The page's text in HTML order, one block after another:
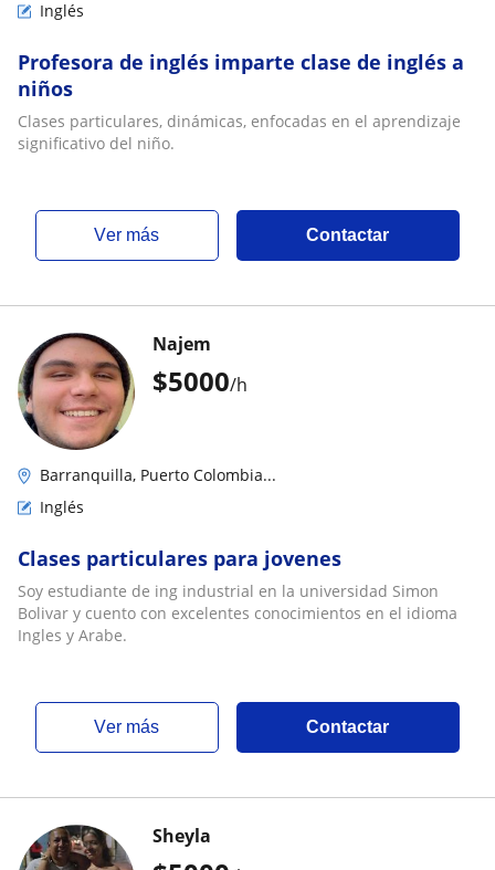
Inglés
Profesora de inglés imparte clase de inglés a
niños
Clases particulares, dinámicas, enfocadas en el aprendizaje
significativo del niño.
ver más Contactar
$5000/h
Najem
Barranquilla, Puerto Colombia...
Inglés
Clases particulares para jovenes
Soy estudiante de ing industrial en la universidad Simon
Bolivar y cuento con excelentes conocimientos en el idioma
Ingles y Arabe.
ver más Contactar
Sheyla